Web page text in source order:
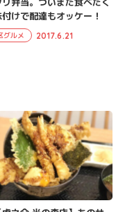
けで配達もオッケー！
グルメ 2017.6.21